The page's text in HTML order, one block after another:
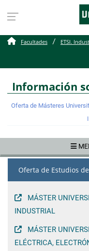
Titulos
Facultades ETSI.
Información
Oferta de Másteres
Oferta de Estudios de
MÁSTER
INDUSTRIAL
MÁSTER
ELÉCTRICA,